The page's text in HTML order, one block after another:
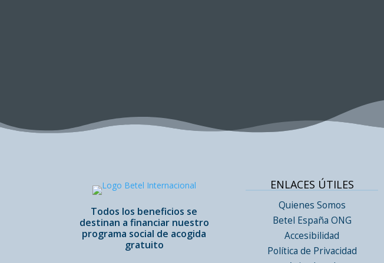
Todos los beneficios se
destinan a financiar nuestro
programa social de acogida
gratuito
ENLACES ÚTILES
Quienes Somos
Betel España ONG
Accesibilidad
Política de Privacidad